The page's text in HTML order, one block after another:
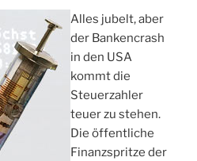
Alles jubelt, aber
der Bankencrash
in den USA
kommt die
Steuerzahler
teuer zu stehen.
Die öffentliche
Finanzspritze der